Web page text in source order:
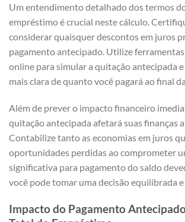
Um entendimento detalhado dos termos
empréstimo é crucial neste cálculo.
considerar quaisquer descontos em juros
pagamento antecipado. Utilize
online para simular a quitação antecipada
mais clara de quanto você pagará ao final
Além de prever o impacto financeiro
quitação antecipada afetará suas finanças
Contabilize tanto as economias em juros
oportunidades perdidas ao comprometer
significativa para pagamento do saldo
você pode tomar uma decisão equilibrada
Impacto do Pagamento